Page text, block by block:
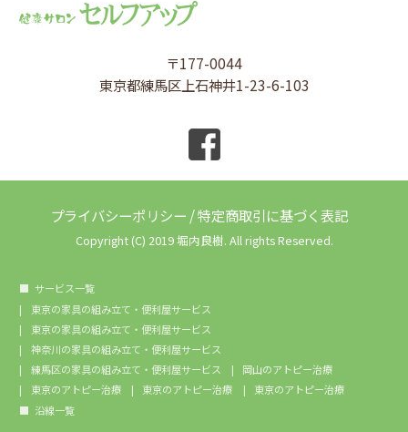
〒177-0044
東京都練馬区上石神井1-23-6-103
プライバシーポリシー /特定商取引に基づく表記
Copyright (C) 2019 堀内良樹. All rights Reserved.
サービス一覧
東京の家具の組み立て・便利屋サービス
東京の家具の組み立て・便利屋サービス
神奈川の家具の組み立て・便利屋サービス
練馬区の家具の組み立て・便利屋サービス
岡山のアトピー治療
東京のアトピー治療
東京のアトピー治療
東京のアトピー治療
沿線一覧